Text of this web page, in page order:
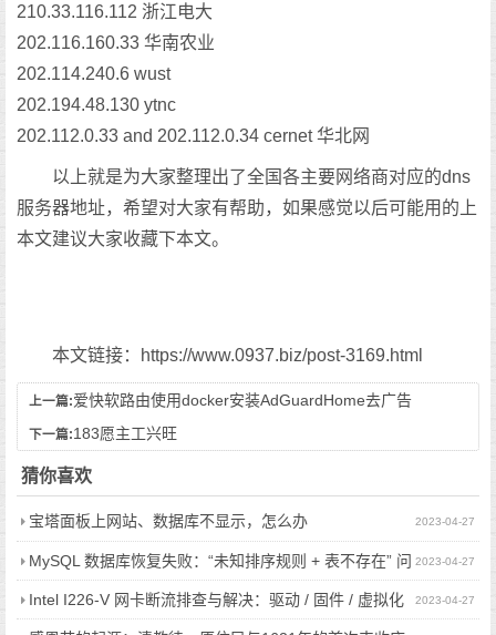
210.33.116.112 浙江电大
202.116.160.33 华南农业
202.114.240.6 wust
202.194.48.130 ytnc
202.112.0.33 and 202.112.0.34 cernet 华北网
以上就是为大家整理出了全国各主要网络商对应的dns
服务器地址，希望对大家有帮助，如果感觉以后可能用的上
本文建议大家收藏下本文。
本文链接：https://www.0937.biz/post-3169.html
上一篇:爱快软路由使用docker安装AdGuardHome去广告
下一篇:183愿主工兴旺
猜你喜欢
2023-04-27
宝塔面板上网站、数据库不显示，怎么办
2023-04-27
MySQL 数据库恢复失败：“未知排序规则 + 表不存在” 问
题的解决指南 2023-04-27
Intel I226-V 网卡断流排查与解决：驱动 / 固件 / 虚拟化